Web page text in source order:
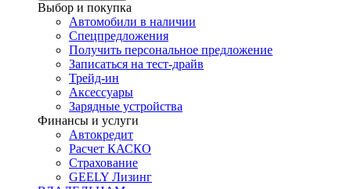
Выбор и покупка
Автомобили в наличии
Спецпредложения
Получить персональное предложение
Записаться на тест-драйв
Трейд-ин
Аксессуары
Зарядные устройства
Финансы и услуги
Автокредит
Расчет КАСКО
Страхование
GEELY Лизинг